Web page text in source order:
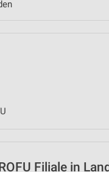
Filiale in